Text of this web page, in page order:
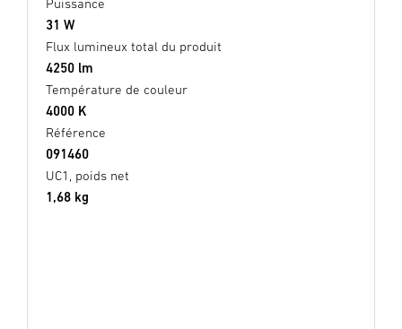
31 W
Flux lumineux total du produit
4250 lm
Température de couleur
4000 K
Référence
091460
UC1, poids net
1,68 kg